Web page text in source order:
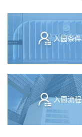
入园条件
入园流程